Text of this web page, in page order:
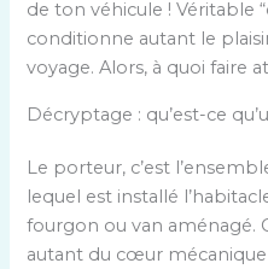
de ton véhicule ! Véritable
conditionne autant le
voyage. Alors, à quoi faire
Décryptage : qu’est-ce
Le porteur, c’est
lequel est installé
fourgon ou van aménagé.
autant du cœur